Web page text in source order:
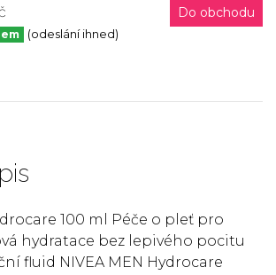
(odeslání ihned)
Do obchodu
100 ml Péče o pleť pro
hydratace bez lepivého pocitu
fluid NIVEA MEN Hydrocare